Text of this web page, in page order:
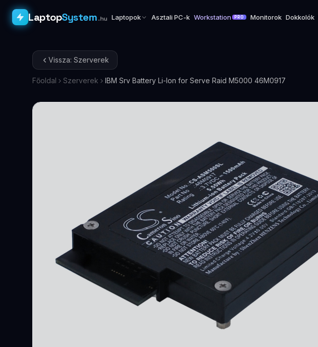
LaptopSystem.hu Laptopok Asztali PC-k Workstation PRO Monitorok Dokkolók
Vissza: Szerverek
Főoldal Szerverek IBM Srv Battery Li-Ion for Serve Raid M5000 46M0917